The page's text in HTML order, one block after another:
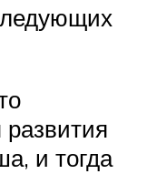
развития
и тогда